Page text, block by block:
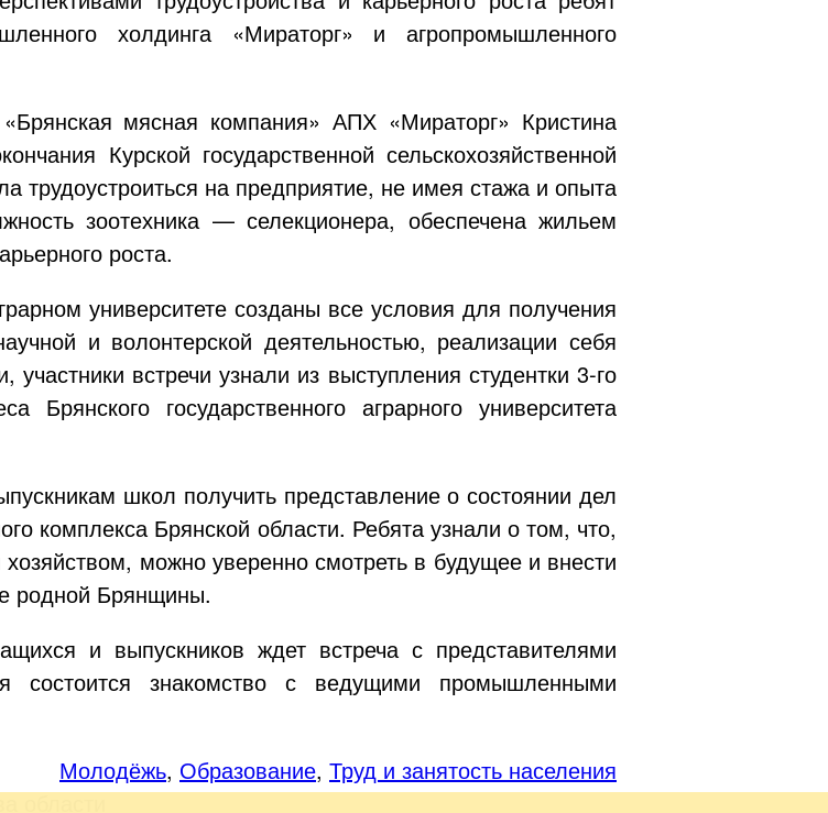
холдинга «Мираторг» и агропромышленного
мясная компания» АПХ «Мираторг» Кристина
Курской государственной сельскохозяйственной
трудоустроиться на предприятие, не имея стажа и опыта
зоотехника — селекционера, обеспечена жильем
роста.
университете созданы все условия для получения
и волонтерской деятельностью, реализации себя
встречи узнали из выступления студентки 3-го
Брянского государственного аграрного университета
школ получить представление о состоянии дел
комплекса Брянской области. Ребята узнали о том, что,
можно уверенно смотреть в будущее и внести
родной Брянщины.
и выпускников ждет встреча с представителями
состоится знакомство с ведущими промышленными
Молодёжь, Образование, Труд и занятость населения
области